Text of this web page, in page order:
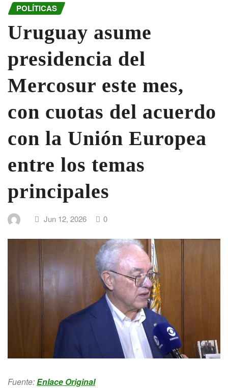
POLÍTICAS
Uruguay asume
presidencia del
Mercosur este mes,
con cuotas del acuerdo
con la Unión Europea
entre los temas
principales
Jun 12, 2026 0
Fuente:Enlace Original